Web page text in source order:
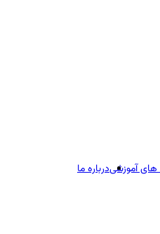
آموزشیدرباره ما